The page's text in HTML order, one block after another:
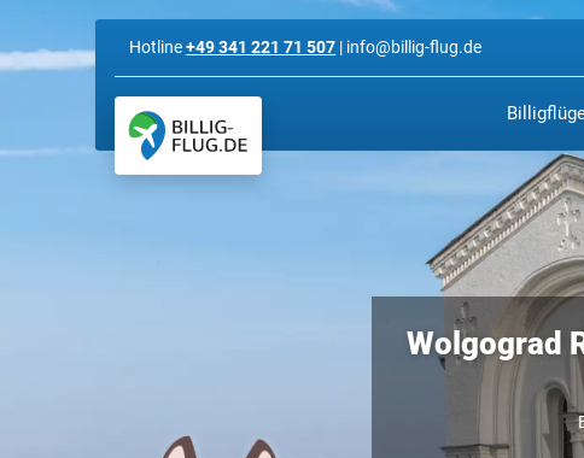
Hotline+49 341 221 71 507 | info@billig-flug.de
Wolgograd